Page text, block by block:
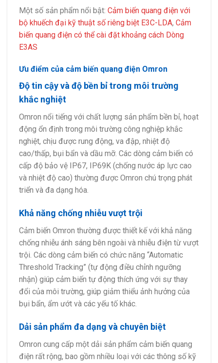
Một số sản phẩm nổi bật: Cảm biến quang điện với
bộ khuếch đại kỹ thuật số riêng biệt E3C-LDA, Cảm
biến quang điện có thể cài đặt khoảng cách Dòng
E3AS
Ưu điểm của cảm biến quang điện Omron
Độ tin cậy và độ bền bỉ trong môi trường
khắc nghiệt
Omron nổi tiếng với chất lượng sản phẩm bền bỉ, hoạt
động ổn định trong môi trường công nghiệp khắc
nghiệt, chịu được rung động, va đập, nhiệt độ
cao/thấp, bụi bẩn và dầu mỡ. Các dòng cảm biến có
cấp độ bảo vệ IP67, IP69K (chống nước áp lực cao
và nhiệt độ cao) thường được Omron chú trọng phát
triển và đa dạng hóa.
Khả năng chống nhiễu vượt trội
Cảm biến Omron thường được thiết kế với khả năng
chống nhiễu ánh sáng bên ngoài và nhiễu điện từ vượt
trội. Các dòng cảm biến có chức năng “Automatic
Threshold Tracking” (tự động điều chỉnh ngưỡng
nhận) giúp cảm biến tự động thích ứng với sự thay
đổi của môi trường, giúp giảm thiểu ảnh hưởng của
bụi bẩn, ẩm ướt và các yếu tố khác.
Dải sản phẩm đa dạng và chuyên biệt
Omron cung cấp một dải sản phẩm cảm biến quang
điện rất rộng, bao gồm nhiều loại với các thông số kỹ